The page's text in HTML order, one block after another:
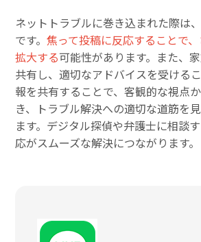
ネットトラブルに巻き込まれた際は
です。焦って投稿に反応することで
拡大する可能性があります。また、
共有し、適切なアドバイスを受ける
報を共有することで、客観的な視点
き、トラブル解決への適切な道筋を
ます。デジタル探偵や弁護士に相談
応がスムーズな解決につながります。